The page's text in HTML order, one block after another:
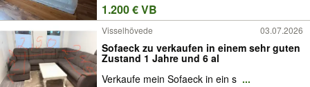
1.200 € VB
Visselhövede 03.07.2026
Sofaeck zu verkaufen in einem sehr guten
Zustand 1 Jahre und 6 al
Verkaufe mein Sofaeck in ein s ...